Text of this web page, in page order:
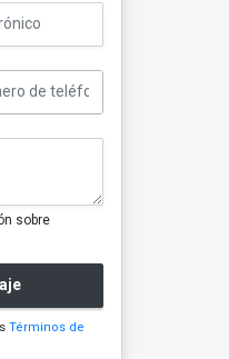
sobre
Términos de